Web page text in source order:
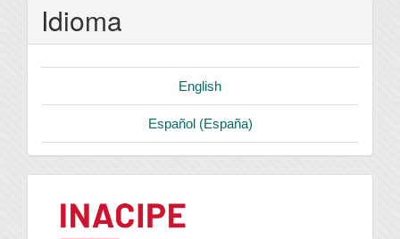
Idioma
English
Español (España)
logo